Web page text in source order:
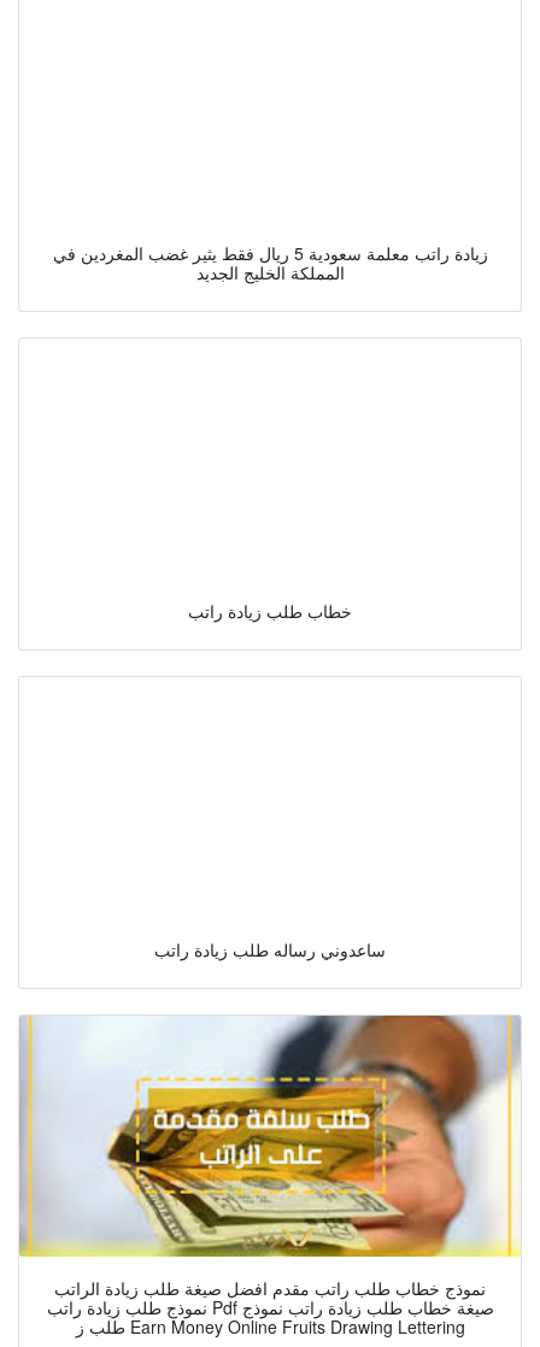
زيادة راتب معلمة سعودية 5 ريال فقط يثير غضب المغردين في
المملكة الخليج الجديد
خطاب طلب زيادة راتب
ساعدوني رساله طلب زيادة راتب
نموذج خطاب طلب راتب مقدم افضل صيغة طلب زيادة الراتب
نموذج طلب زيادة راتب Pdf صيغة خطاب طلب زيادة راتب نموذج
طلب ز Earn Money Online Fruits Drawing Lettering